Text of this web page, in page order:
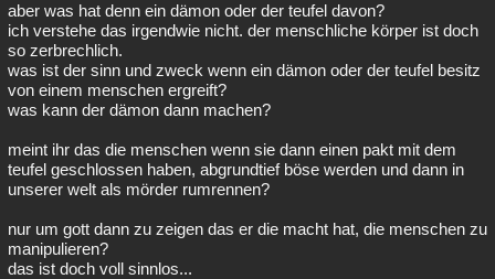
aber was hat denn ein dämon oder der teufel davon?
ich verstehe das irgendwie nicht. der menschliche körper ist doch
so zerbrechlich.
was ist der sinn und zweck wenn ein dämon oder der teufel besitz
von einem menschen ergreift?
was kann der dämon dann machen?
meint ihr das die menschen wenn sie dann einen pakt mit dem
teufel geschlossen haben, abgrundtief böse werden und dann in
unserer welt als mörder rumrennen?
nur um gott dann zu zeigen das er die macht hat, die menschen zu
manipulieren?
das ist doch voll sinnlos...